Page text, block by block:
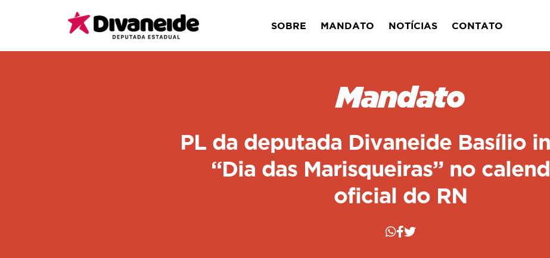
SOBRE MANDATO NOTÍCIAS CONTATO
Mandato
PL da deputada Divaneide Basílio
“Dia das Marisqueiras” no
oficial do RN